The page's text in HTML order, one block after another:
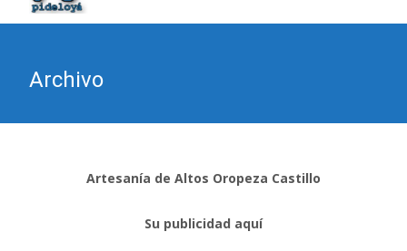
Archivo
Artesanía de Altos Oropeza Castillo
Su publicidad aquí